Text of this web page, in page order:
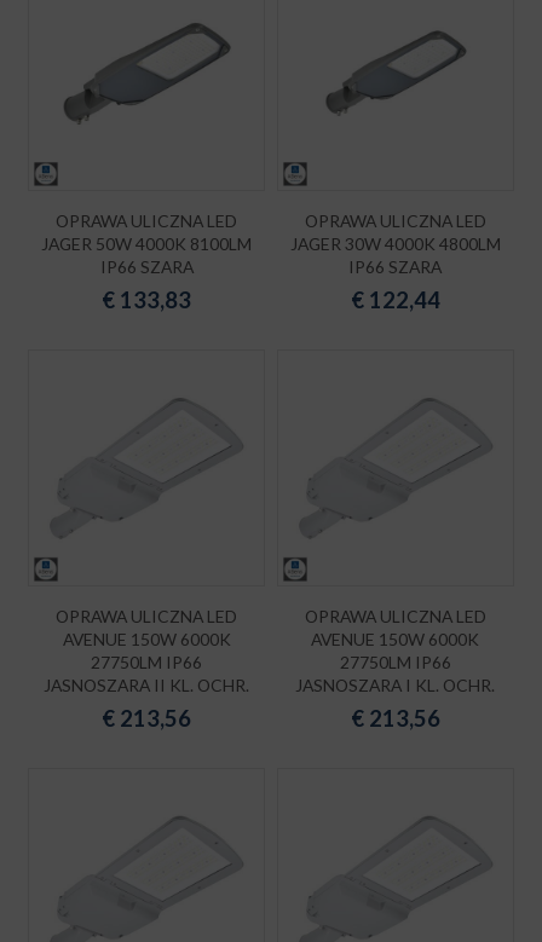
OPRAWA ULICZNA LED
JAGER 50W 4000K 8100LM
IP66 SZARA
€ 133,83
OPRAWA ULICZNA LED
JAGER 30W 4000K 4800LM
IP66 SZARA
€ 122,44
OPRAWA ULICZNA LED
AVENUE 150W 6000K
27750LM IP66
JASNOSZARA II KL. OCHR.
€ 213,56
OPRAWA ULICZNA LED
AVENUE 150W 6000K
27750LM IP66
JASNOSZARA I KL. OCHR.
€ 213,56